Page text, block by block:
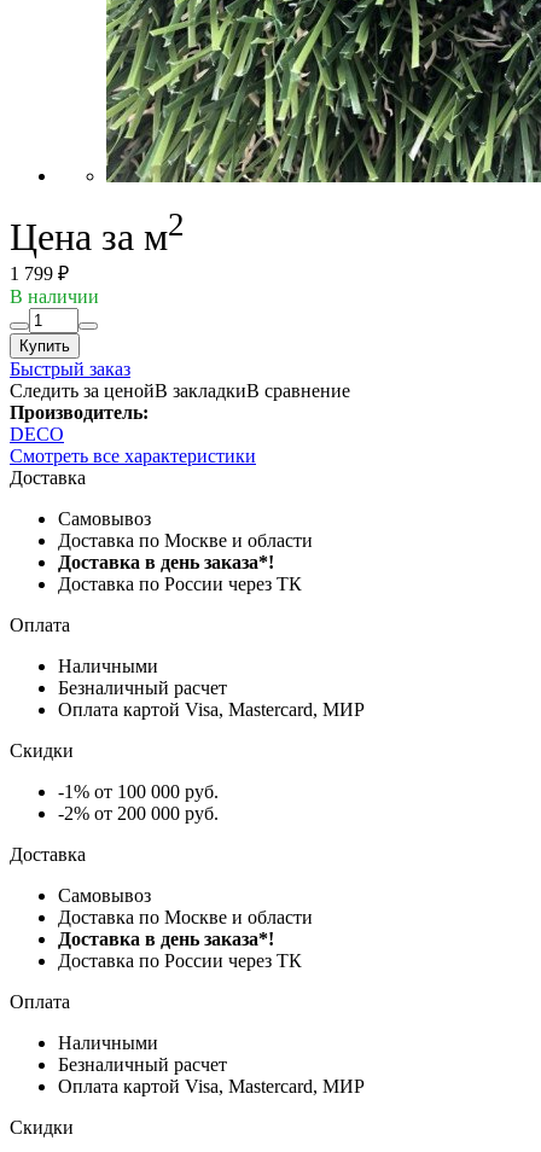
Цена за м2
1 799 ₽
В наличии
Купить
Быстрый заказ
Следить за ценойВ закладкиВ сравнение
Производитель:
DECO
Смотреть все характеристики
Доставка
Самовывоз
Доставка по Москве и области
Доставка в день заказа*!
Доставка по России через ТК
Оплата
Наличными
Безналичный расчет
Оплата картой Visa, Mastercard, МИР
Скидки
-1% от 100 000 руб.
-2% от 200 000 руб.
Доставка
Самовывоз
Доставка по Москве и области
Доставка в день заказа*!
Доставка по России через ТК
Оплата
Наличными
Безналичный расчет
Оплата картой Visa, Mastercard, МИР
Скидки